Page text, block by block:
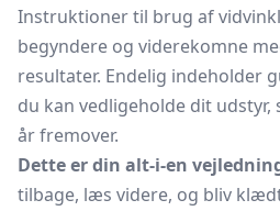
Instruktioner til brug af
begyndere og viderekomne
resultater. Endelig indeholder
du kan vedligeholde dit udstyr,
år fremover.
Dette er din alt-i-en
tilbage, læs videre, og bliv